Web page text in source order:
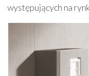
występujących na